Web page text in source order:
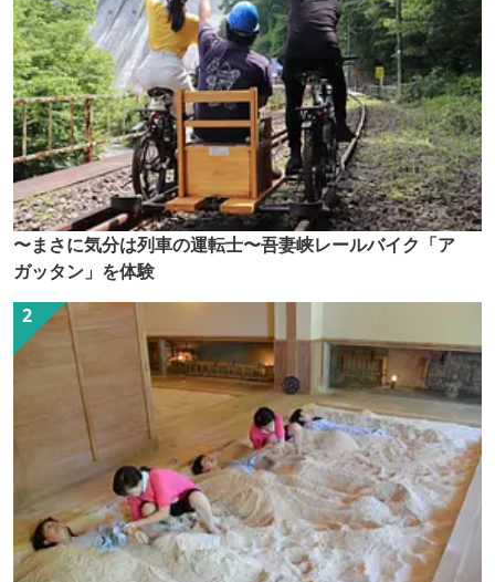
〜まさに気分は列車の運転士〜吾妻峡レールバイク「ア
ガッタン」を体験